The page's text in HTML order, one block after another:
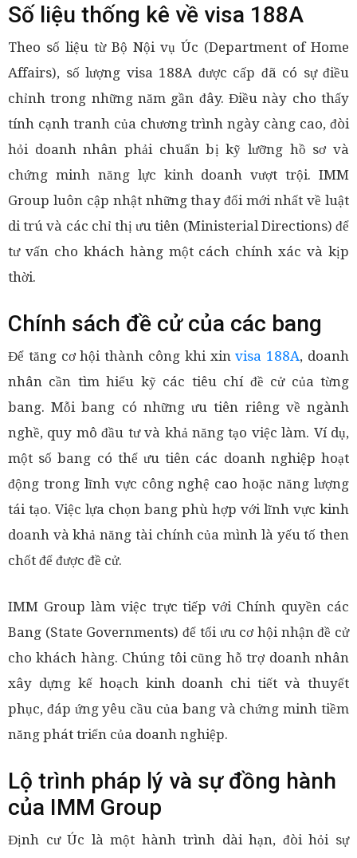
Số liệu thống kê về visa 188A
Theo số liệu từ Bộ Nội vụ Úc (Department of Home
Affairs), số lượng visa 188A được cấp đã có sự điều
chỉnh trong những năm gần đây. Điều này cho thấy
tính cạnh tranh của chương trình ngày càng cao, đòi
hỏi doanh nhân phải chuẩn bị kỹ lưỡng hồ sơ và
chứng minh năng lực kinh doanh vượt trội. IMM
Group luôn cập nhật những thay đổi mới nhất về luật
di trú và các chỉ thị ưu tiên (Ministerial Directions) để
tư vấn cho khách hàng một cách chính xác và kịp
thời.
Chính sách đề cử của các bang
Để tăng cơ hội thành công khi xinvisa 188A, doanh
nhân cần tìm hiểu kỹ các tiêu chí đề cử của từng
bang. Mỗi bang có những ưu tiên riêng về ngành
nghề, quy mô đầu tư và khả năng tạo việc làm. Ví dụ,
một số bang có thể ưu tiên các doanh nghiệp hoạt
động trong lĩnh vực công nghệ cao hoặc năng lượng
tái tạo. Việc lựa chọn bang phù hợp với lĩnh vực kinh
doanh và khả năng tài chính của mình là yếu tố then
chốt để được đề cử.
IMM Group làm việc trực tiếp với Chính quyền các
Bang (State Governments) để tối ưu cơ hội nhận đề cử
cho khách hàng. Chúng tôi cũng hỗ trợ doanh nhân
xây dựng kế hoạch kinh doanh chi tiết và thuyết
phục, đáp ứng yêu cầu của bang và chứng minh tiềm
năng phát triển của doanh nghiệp.
Lộ trình pháp lý và sự đồng hành
của IMM Group
Định cư Úc là một hành trình dài hạn, đòi hỏi sự